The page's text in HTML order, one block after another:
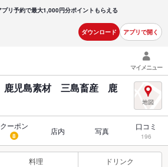
リ予約で最大1,000円分ポイントもらえる
ダウンロード アプリで開く
マイメニュー
鹿児島素材 三島畜産 鹿
クーポン
8 店内 写真 口コミ
196
料理 ドリンク